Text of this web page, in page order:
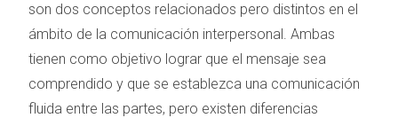
son dos conceptos relacionados pero distintos en el
ámbito de la comunicación interpersonal. Ambas
tienen como objetivo lograr que el mensaje sea
comprendido y que se establezca una comunicación
fluida entre las partes, pero existen diferencias